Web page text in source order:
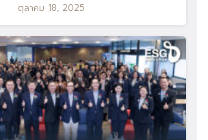
ตุลาคม 18, 2025